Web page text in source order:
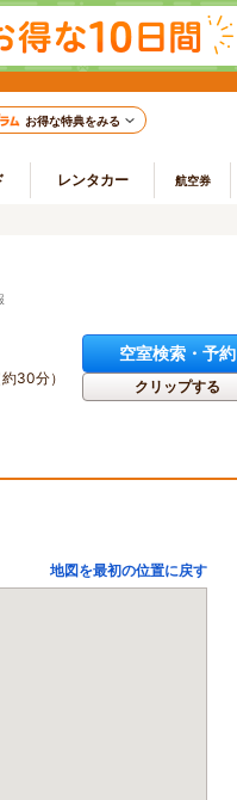
お得な特典をみる
レンタカー 航空券
30分）
空室検索・予約
クリップする
地図を最初の位置に戻す